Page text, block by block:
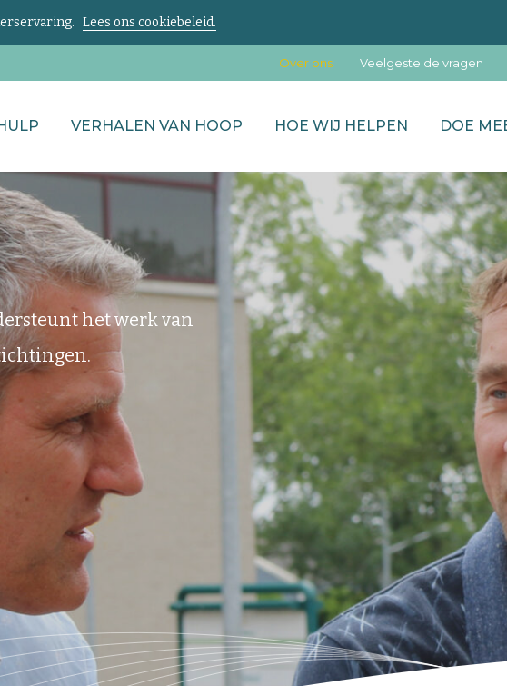
Lees ons cookiebeleid.
VERHALEN VAN HOOP HOE WIJ HELPEN DOE
Over ons Veelgestelde vragen
het werk van